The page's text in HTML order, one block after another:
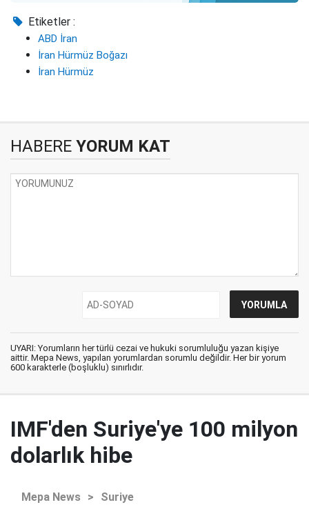
Etiketler :
ABD İran
İran Hürmüz Boğazı
İran Hürmüz
HABERE YORUM KAT
UYARI: Yorumların her türlü cezai ve hukuki sorumluluğu yazan kişiye
aittir. Mepa News, yapılan yorumlardan sorumlu değildir. Her bir yorum
600 karakterle (boşluklu) sınırlıdır.
IMF'den Suriye'ye 100 milyon
dolarlık hibe
Mepa News > Suriye